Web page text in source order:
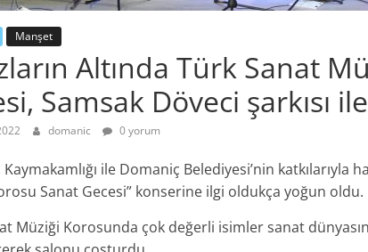
Manşet
Altında Türk Sanat
Samsak Döveci şarkısı
domanic 0 yorum
ile Domaniç Belediyesi’nin katkılarıyla
Sanat Gecesi” konserine ilgi oldukça yoğun oldu.
Müziği Korosunda çok değerli isimler sanat